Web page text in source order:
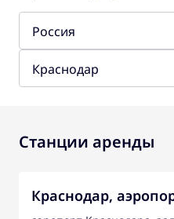
Россия
Краснодар
Станции аренды
Краснодар,